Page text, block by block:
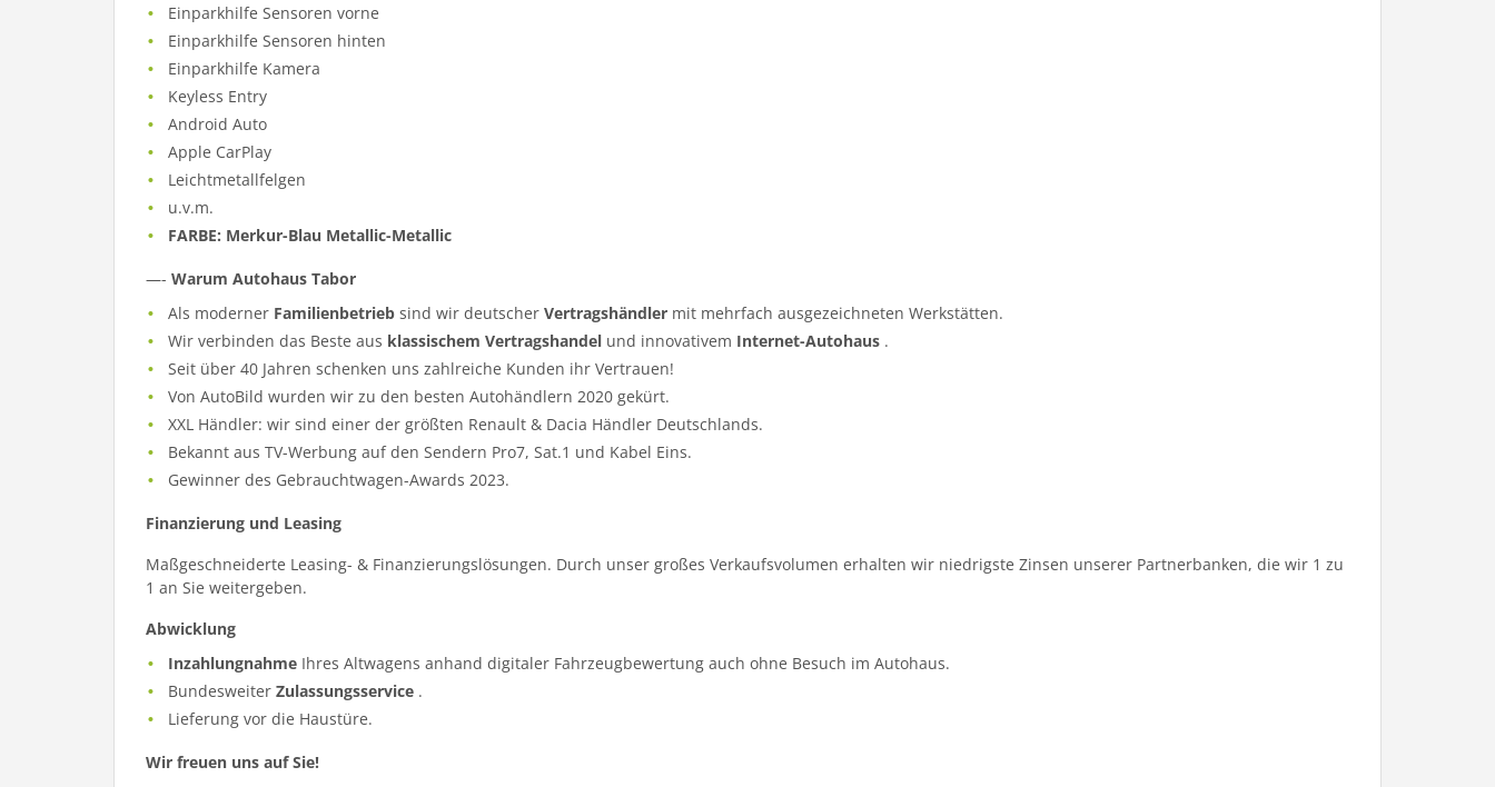
Einparkhilfe Sensoren vorne
Einparkhilfe Sensoren hinten
Einparkhilfe Kamera
Keyless Entry
Android Auto
Apple CarPlay
Leichtmetallfelgen
u.v.m.
FARBE: Merkur-Blau Metallic-Metallic
—- Warum Autohaus Tabor
Als moderner Familienbetrieb sind wir deutscherVertragshändler mit mehrfach ausgezeichneten Werkstätten.
Wir verbinden das Beste aus klassischem Vertragshandel und innovativem Internet-Autohaus .
Seit über 40 Jahren schenken uns zahlreiche Kunden ihr Vertrauen!
Von AutoBild wurden wir zu den besten Autohändlern 2020 gekürt.
XXL Händler: wir sind einer der größten Renault & Dacia Händler Deutschlands.
Bekannt aus TV-Werbung auf den Sendern Pro7, Sat.1 und Kabel Eins.
Gewinner des Gebrauchtwagen-Awards 2023.
Finanzierung und Leasing
Maßgeschneiderte Leasing- & Finanzierungslösungen. Durch unser großes Verkaufsvolumen erhalten wir niedrigste Zinsen unserer Partnerbanken, die wir 1 zu
1 an Sie weitergeben.
Abwicklung
Inzahlungnahme Ihres Altwagens anhand digitaler Fahrzeugbewertung auch ohne Besuch im Autohaus.
BundesweiterZulassungsservice .
Lieferung vor die Haustüre.
Wir freuen uns auf Sie!